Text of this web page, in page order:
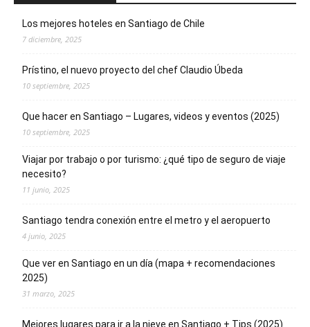
Los mejores hoteles en Santiago de Chile
7 diciembre, 2025
Prístino, el nuevo proyecto del chef Claudio Úbeda
10 septiembre, 2025
Que hacer en Santiago – Lugares, videos y eventos (2025)
10 septiembre, 2025
Viajar por trabajo o por turismo: ¿qué tipo de seguro de viaje
necesito?
11 junio, 2025
Santiago tendra conexión entre el metro y el aeropuerto
4 junio, 2025
Que ver en Santiago en un día (mapa + recomendaciones
2025)
31 marzo, 2025
Mejores lugares para ir a la nieve en Santiago + Tips (2025)